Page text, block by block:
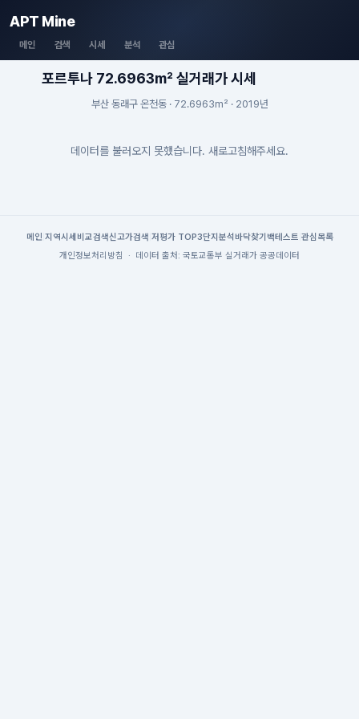
APT Mine
메인 검색 시세 분석 관심
포르투나 72.6963m² 실거래가 시세
부산 동래구 온천동 · 72.6963m² · 2019년
데이터를 불러오지 못했습니다. 새로고침해주세요.
메인| 지역시세 비교검색신고가검색 저평가 TOP3단지분석 바닥찾기 백테스트 관심목록
개인정보처리방침
· 데이터 출처: 국토교통부 실거래가 공공데이터